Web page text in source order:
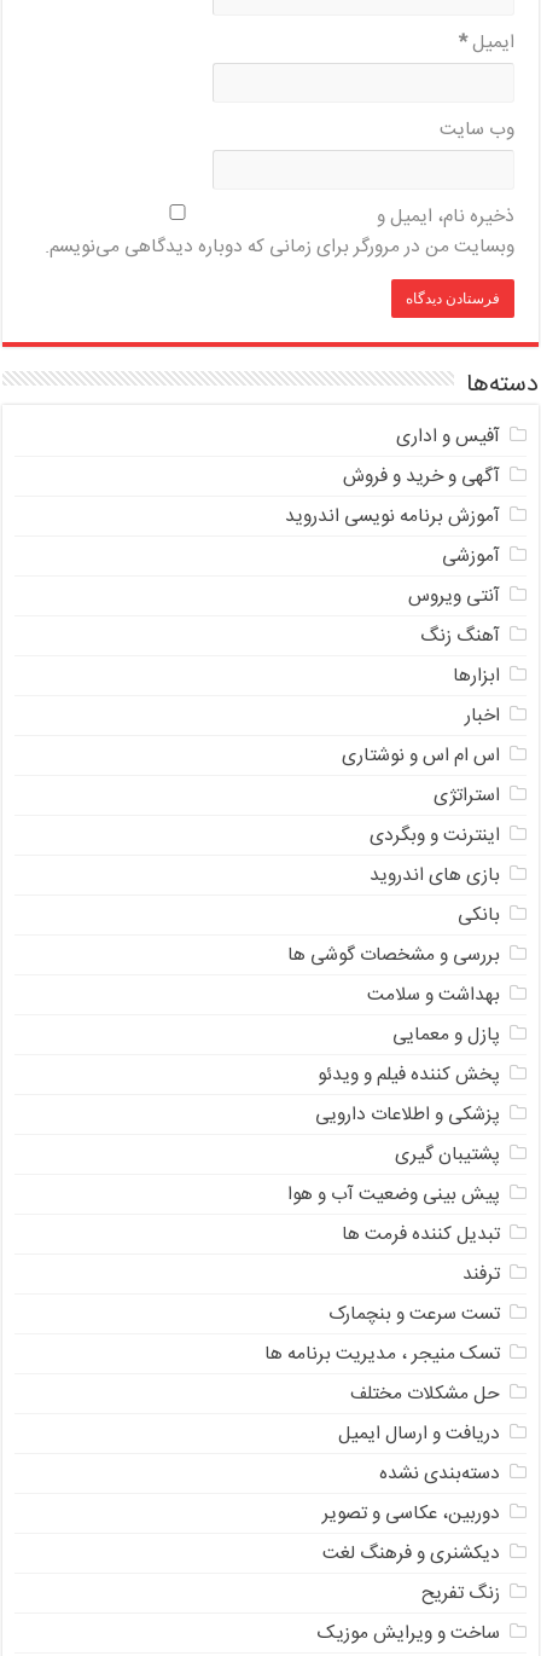
ایمیل*
وب‌ سایت
ذخیره نام، ایمیل و
وبسایت من در مرورگر برای زمانی که دوباره دیدگاهی می‌نویسم.
دسته‌ها
آفیس و اداری
آگهی و خرید و فروش
آموزش برنامه نویسی اندروید
آموزشی
آنتی ویروس
آهنگ زنگ
ابزارها
اخبار
اس ام اس و نوشتاری
استراتژی
اینترنت و وبگردی
بازی های اندروید
بانکی
بررسی و مشخصات گوشی ها
بهداشت و سلامت
پازل و معمایی
پخش کننده فیلم و ویدئو
پزشکی و اطلاعات دارویی
پشتیبان گیری
پیش بینی وضعیت آب و هوا
تبدیل کننده فرمت ها
ترفند
تست سرعت و بنچمارک
تسک منیجر ، مدیریت برنامه ها
حل مشکلات مختلف
دریافت و ارسال ایمیل
دسته‌بندی نشده
دوربین، عکاسی و تصویر
دیکشنری و فرهنگ لغت
زنگ تفریح
ساخت و ویرایش موزیک